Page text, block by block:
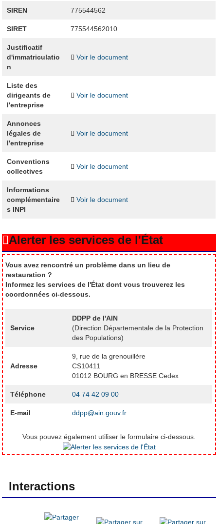
SIREN 775544562
SIRET 775544562010
Justificatif
d'immatriculatio
n
Voir le document
Liste des
dirigeants de
l'entreprise
Voir le document
Annonces
légales de
l'entreprise
Voir le document
Conventions
collectives
Voir le document
Informations
complémentaire
s INPI
Voir le document
Alerter les services de l'État
Vous avez rencontré un problème dans un lieu de
restauration ?
Informez les services de l'État dont vous trouverez les
coordonnées ci-dessous.
Service
DDPP de l'AIN
(Direction Départementale de la Protection
des Populations)
Adresse
9, rue de la grenouillère
CS10411
01012 BOURG en BRESSE Cedex
Téléphone 04 74 42 09 00
E-mail ddpp@ain.gouv.fr
Vous pouvez également utiliser le formulaire ci-dessous.
Interactions